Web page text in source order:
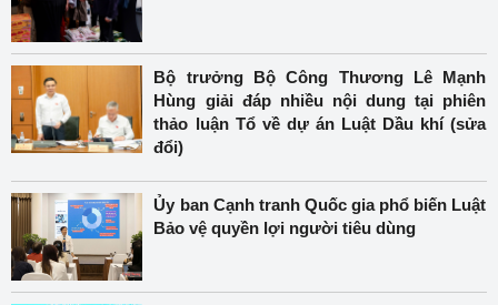
Bộ trưởng Bộ Công Thương Lê Mạnh
Hùng giải đáp nhiều nội dung tại phiên
thảo luận Tổ về dự án Luật Dầu khí (sửa
đổi)
Ủy ban Cạnh tranh Quốc gia phổ biến Luật
Bảo vệ quyền lợi người tiêu dùng